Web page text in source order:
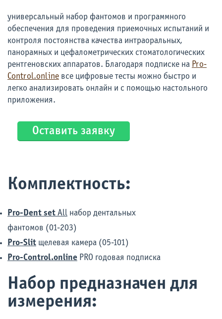
универсальный набор фантомов и программного
обеспечения для проведения приемочных испытаний и
контроля постоянства качества интраоральных,
панорамных и цефалометрических стоматологических
рентгеновских аппаратов. Благодаря подписке на Pro-
Control.online все цифровые тесты можно быстро и
легко анализировать онлайн и с помощью настольного
приложения.
Оставить заявку
Комплектность:
Pro-Dent set All набор дентальных
фантомов (01-203)
Pro-Slit щелевая камера (05-101)
Pro-Control.online PRO годовая подписка
Набор предназначен для
измерения: